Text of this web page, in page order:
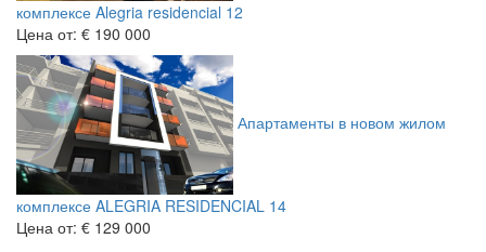
комплексе Alegria residencial 12
Цена от: € 190 000
Апартаменты в новом жилом
комплексе ALEGRIA RESIDENCIAL 14
Цена от: € 129 000